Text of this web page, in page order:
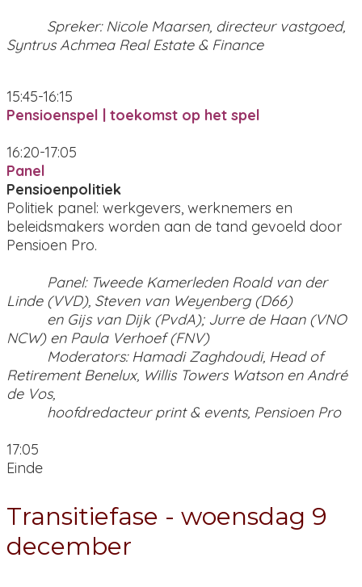
Spreker: Nicole Maarsen, directeur vastgoed,
Syntrus Achmea Real Estate & Finance
15:45-16:15
Pensioenspel | toekomst op het spel
16:20-17:05
Panel
Pensioenpolitiek
Politiek panel: werkgevers, werknemers en
beleidsmakers worden aan de tand gevoeld door
Pensioen Pro.
Panel: Tweede Kamerleden Roald van der
Linde (VVD), Steven van Weyenberg (D66)
en Gijs van Dijk (PvdA); Jurre de Haan (VNO
NCW) en Paula Verhoef (FNV)
Moderators: Hamadi Zaghdoudi, Head of
Retirement Benelux, Willis Towers Watson en André
de Vos,
hoofdredacteur print & events, Pensioen Pro
17:05
Einde
Transitiefase - woensdag 9
december